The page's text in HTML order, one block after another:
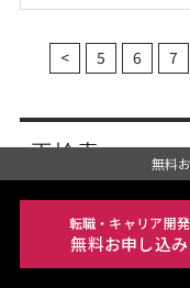
< 5 6 7
再検索
キーワード
無料
転職・キャリア開発
無料お申し込み